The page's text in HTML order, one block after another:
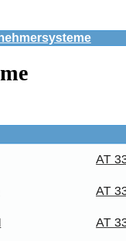
AT
AT
AT